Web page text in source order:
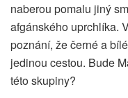
naberou pomalu jiný
afgánského uprchlíka.
poznání, že černé a
jedinou cestou. Bude
této skupiny?